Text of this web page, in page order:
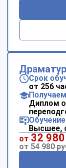
Срок
от 256
Диплом
Высшее,
от 32
от 54 980